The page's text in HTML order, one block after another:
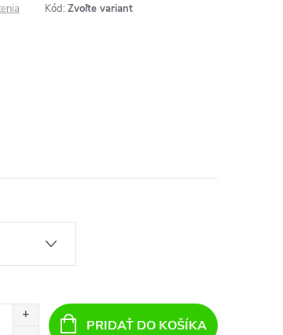
Kód: Zvoľte variant
PRIDAŤ DO KOŠÍKA